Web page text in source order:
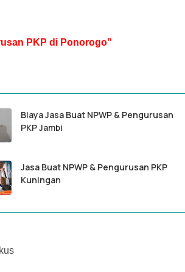
PKP di Ponorogo”
Biaya Jasa Buat NPWP & Pengurusan
PKP Jambi
Jasa Buat NPWP & Pengurusan PKP
Kuningan